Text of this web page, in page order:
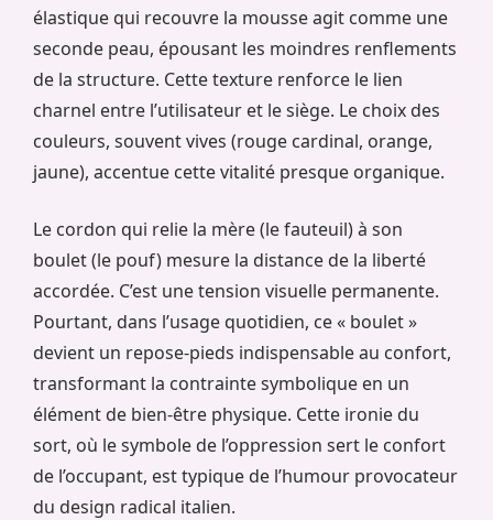
élastique qui recouvre la mousse agit comme une
seconde peau, épousant les moindres renflements
de la structure. Cette texture renforce le lien
charnel entre l’utilisateur et le siège. Le choix des
couleurs, souvent vives (rouge cardinal, orange,
jaune), accentue cette vitalité presque organique.
Le cordon qui relie la mère (le fauteuil) à son
boulet (le pouf) mesure la distance de la liberté
accordée. C’est une tension visuelle permanente.
Pourtant, dans l’usage quotidien, ce « boulet »
devient un repose-pieds indispensable au confort,
transformant la contrainte symbolique en un
élément de bien-être physique. Cette ironie du
sort, où le symbole de l’oppression sert le confort
de l’occupant, est typique de l’humour provocateur
du design radical italien.